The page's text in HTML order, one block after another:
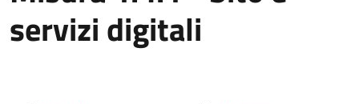
servizi digitali